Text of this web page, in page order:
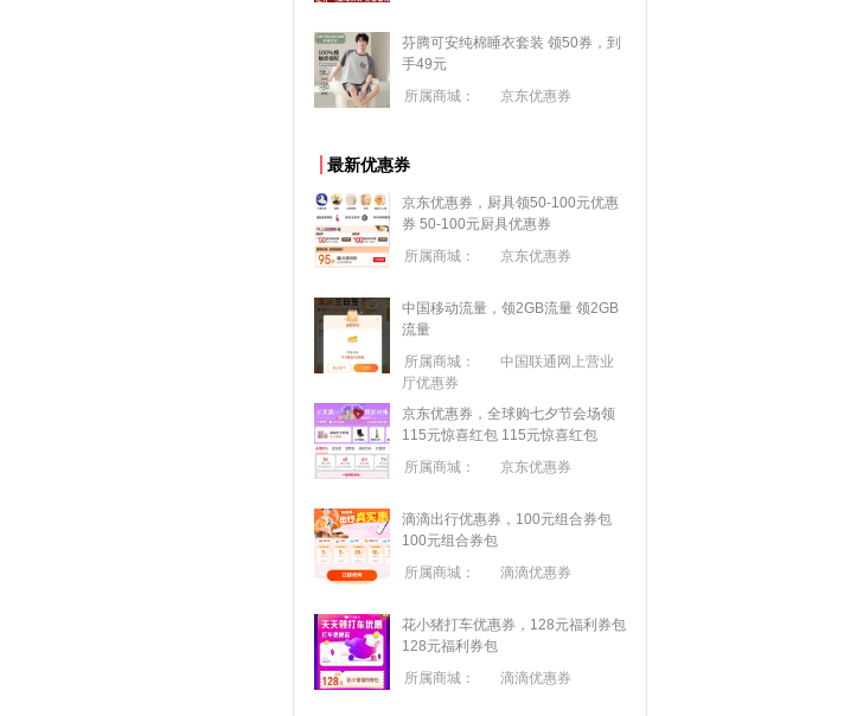
芬腾可安纯棉睡衣套装 领50券，到
手49元
所属商城：
京东优惠券
最新优惠券
京东优惠券，厨具领50-100元优惠
券 50-100元厨具优惠券
所属商城：
京东优惠券
中国移动流量，领2GB流量 领2GB
流量
所属商城：
中国联通网上营业
厅优惠券
京东优惠券，全球购七夕节会场领
115元惊喜红包 115元惊喜红包
所属商城：
京东优惠券
滴滴出行优惠券，100元组合券包
100元组合券包
所属商城：
滴滴优惠券
花小猪打车优惠券，128元福利券包
128元福利券包
所属商城：
滴滴优惠券